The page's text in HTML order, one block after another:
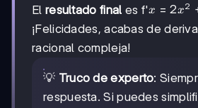
El resultado final es f'x
x =2x²
+
4x
2x2
¡Felicidades, acabas de
racional compleja!
💡 Truco de experto:
respuesta. Si puedes